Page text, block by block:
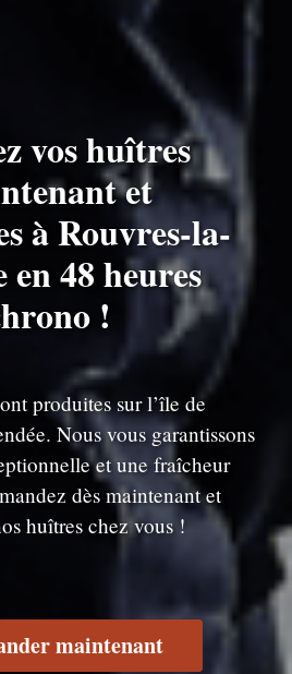
vos huîtres
et
à Rouvres-la-
en 48 heures
!
produites sur l’île de
Nous vous garantissons
et une fraîcheur
dès maintenant et
huîtres chez vous !
maintenant